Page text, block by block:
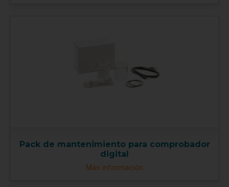
Pack de mantenimiento para comprobador
digital
Más información